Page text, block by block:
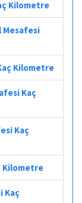
Kilometre
Mesafesi
Kilometre
Kaç
Kaç
Kilometre
Kaç